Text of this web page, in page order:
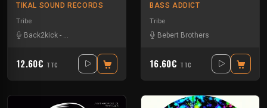
TIKAL SOUND RECORDS
Tribe
Back2kick - Bebert Brothers Ben 9mm- Melly- Naak
12.60€ TTC
BASS ADDICT
Tribe
Bebert Brothers
16.60€ TTC